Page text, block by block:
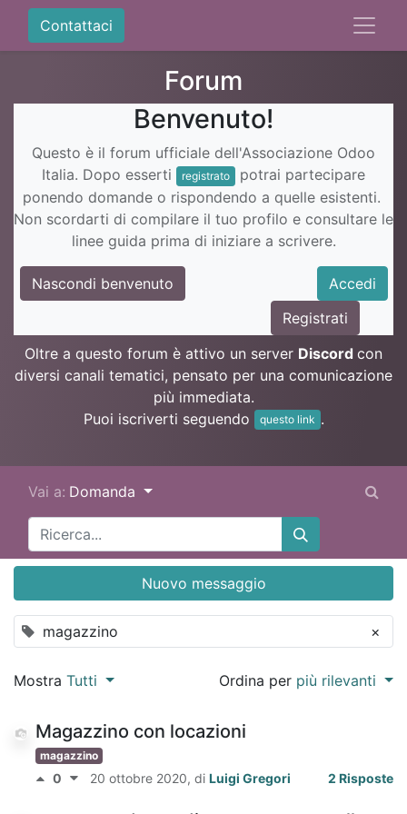
Contattaci
Forum
Benvenuto!
Questo è il forum ufficiale dell'Associazione Odoo
Italia. Dopo esserti
registrato
potrai partecipare
ponendo domande o rispondendo a quelle esistenti.
Non scordarti di compilare il tuo profilo e consultare le
linee guida prima di iniziare a scrivere.
Nascondi benvenuto
Accedi
Registrati
Oltre a questo forum è attivo un server Discord con
diversi canali tematici, pensato per una comunicazione
più immediata.
Puoi iscriverti seguendo
questo link .
Vai a: Domanda
magazzino ×
Nuovo messaggio
Mostra Tutti Ordina per più rilevanti
Magazzino con locazioni
magazzino
0 20 ottobre 2020, di Luigi Gregori 2 Risposte